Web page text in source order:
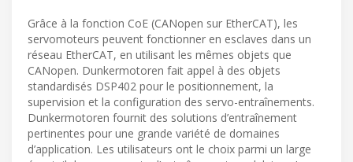
Grâce à la fonction CoE (CANopen sur EtherCAT), les
servomoteurs peuvent fonctionner en esclaves dans un
réseau EtherCAT, en utilisant les mêmes objets que
CANopen. Dunkermotoren fait appel à des objets
standardisés DSP402 pour le positionnement, la
supervision et la configuration des servo-entraînements.
Dunkermotoren fournit des solutions d’entraînement
pertinentes pour une grande variété de domaines
d’application. Les utilisateurs ont le choix parmi un large